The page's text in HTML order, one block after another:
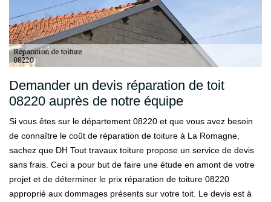
Demander un devis réparation de toit
08220 auprès de notre équipe
Si vous êtes sur le département 08220 et que vous avez besoin
de connaître le coût de réparation de toiture à La Romagne,
sachez que DH Tout travaux toiture propose un service de devis
sans frais. Ceci a pour but de faire une étude en amont de votre
projet et de déterminer le prix réparation de toiture 08220
approprié aux dommages présents sur votre toit. Le devis est à